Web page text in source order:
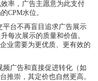
率，广告主愿意为此支付
CPM水位。
平台不再盲目追求广告展示
每次展示的质量和价值。
业需要为更优质、更有效的
频广告和直接促进转化（如
推崇，其定价也自然更高。